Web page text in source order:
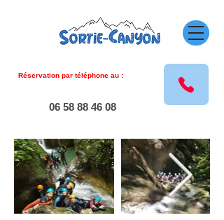
Réservation par téléphone au :
06 58 88 46 08